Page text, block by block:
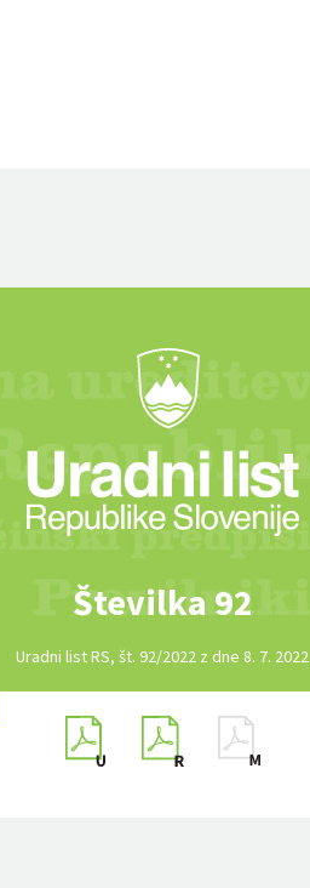
Številka 92
Uradni list RS, št. 92/2022 z dne 8. 7. 2022